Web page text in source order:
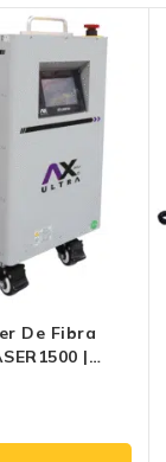
De Fibra
|